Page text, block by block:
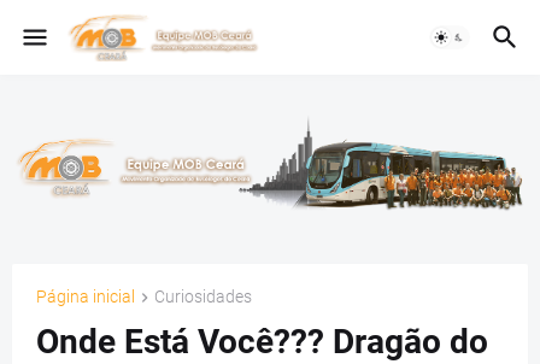
Página inicial Curiosidades
Onde Está Você??? Dragão do